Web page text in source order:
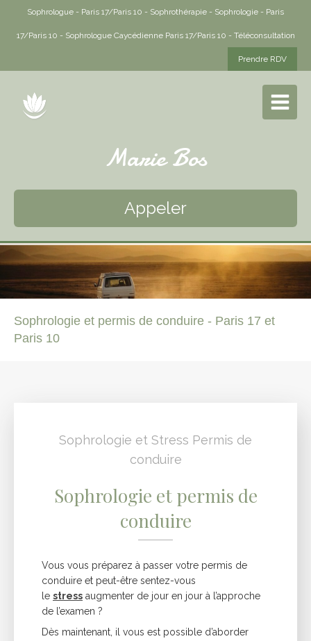
Sophrologue - Paris 17/Paris 10 - Sophrothérapie - Sophrologie - Paris
17/Paris 10 - Sophrologue Caycédienne Paris 17/Paris 10 - Téléconsultation
Prendre RDV
Marie Bos
Appeler
Sophrologie et permis de conduire - Paris 17 et
Paris 10
Sophrologie et Stress Permis de
conduire
Sophrologie et permis de
conduire
Vous vous préparez à passer votre permis de
conduire et peut-être sentez-vous
le stress augmenter de jour en jour à l’approche
de l’examen ?
Dès maintenant, il vous est possible d’aborder